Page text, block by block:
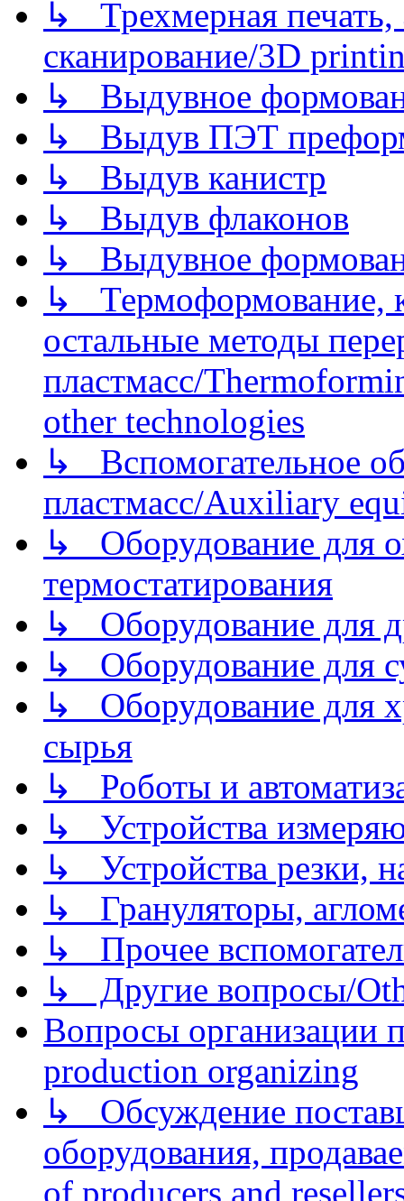
↳ Трехмерная
сканирование/3D
↳ Выдувное
↳ Выдув ПЭТ
↳ Выдув канистр
↳ Выдув флаконов
↳ Выдувное
↳ Термоформование,
остальные методы
пластмасс/
other technologies
↳ Вспомогательное
пластмасс/Auxiliary
↳ Оборудование для
термостатирования
↳ Оборудование для
↳ Оборудование для
↳ Оборудование для
сырья
↳ Роботы и
↳ Устройства
↳ Устройства резки,
↳ Грануляторы,
↳ Прочее
↳ Другие вопросы/
Вопросы организации
production organizing
↳ Обсуждение
оборудования,
of producers and